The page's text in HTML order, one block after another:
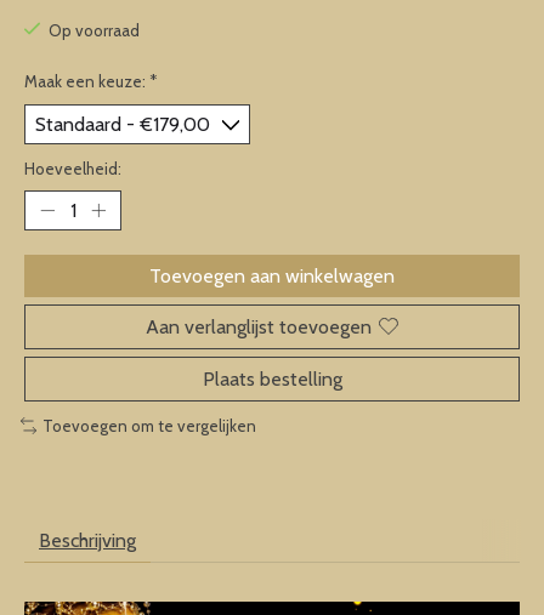
Op voorraad
Maak een keuze: *
Hoeveelheid:
Toevoegen aan winkelwagen
Aan verlanglijst toevoegen
Plaats bestelling
Toevoegen om te vergelijken
Beschrijving